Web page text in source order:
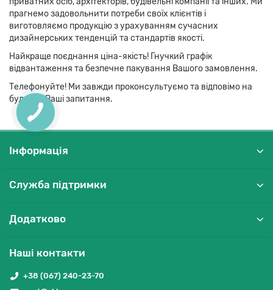
прагнемо задовольнити потреби своїх клієнтів і
виготовляємо продукцію з урахуванням сучасних
дизайнерських тенденцій та стандартів якості.
Найкраще поєднання ціна-якість! Гнучкий графік
відвантаження та безпечне пакування Вашого замовлення.
Телефонуйте! Ми завжди проконсультуємо та відповімо на
будь-які Ваші запитання.
Інформація
Служба підтримки
Додатково
Наші контакти
+38 (067) 240-23-70